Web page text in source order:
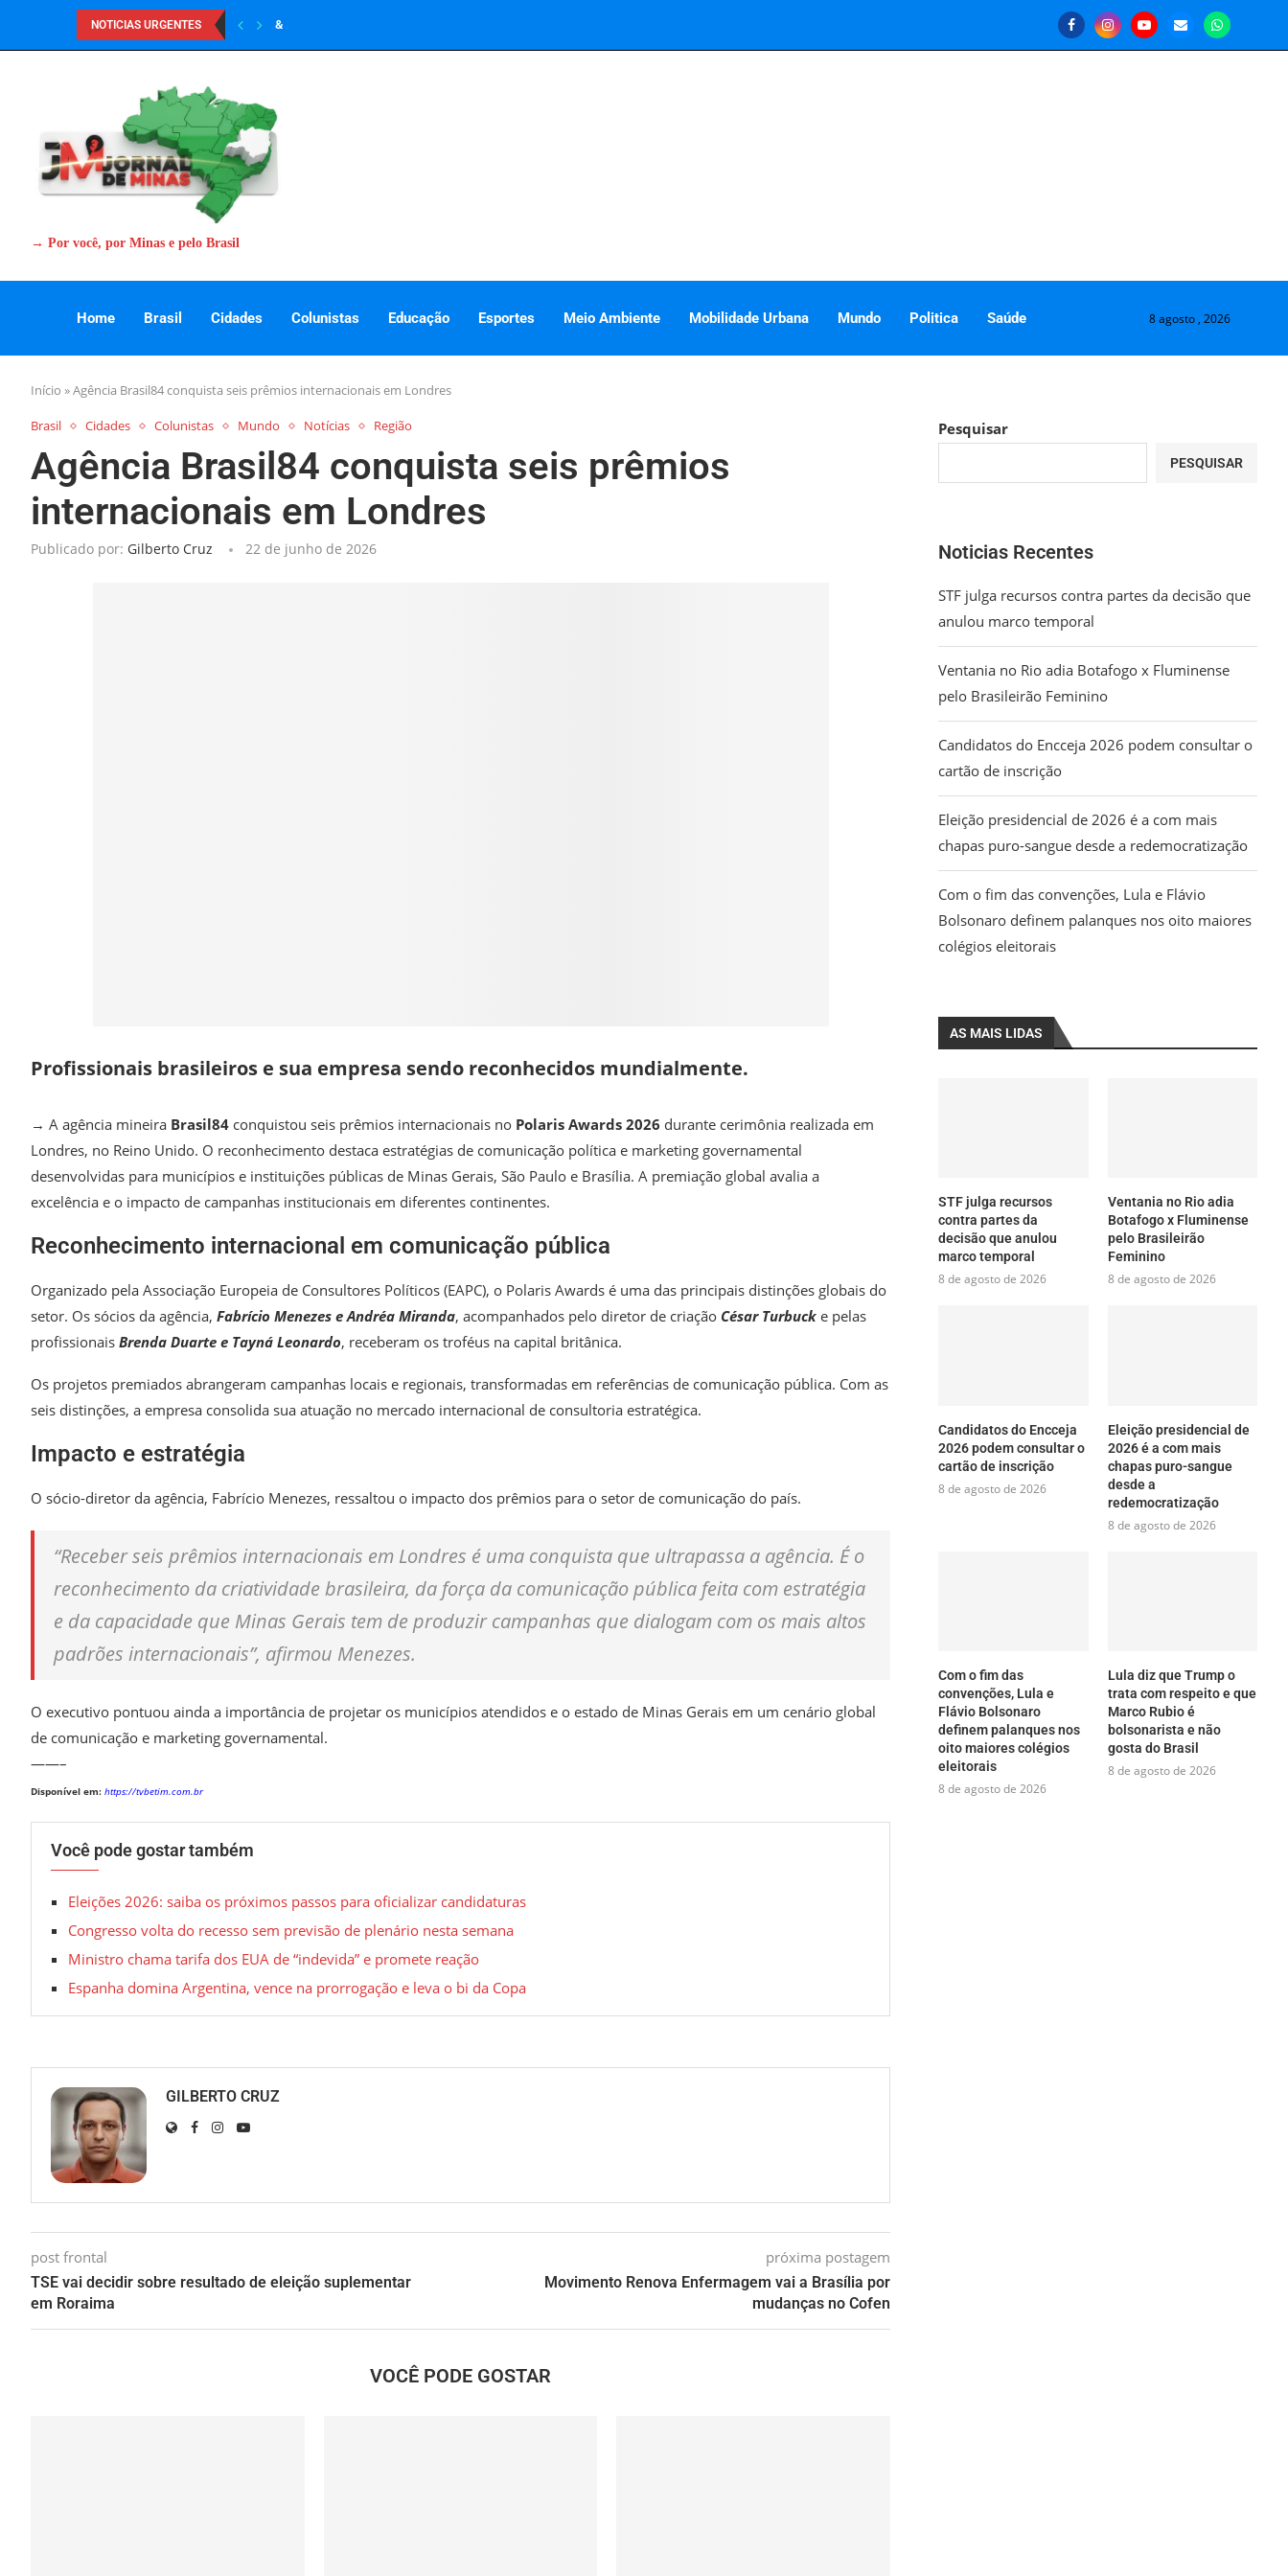
NOTICIAS URGENTES &
→ Por você, por Minas e pelo Brasil
Home Brasil Cidades Colunistas Educação Esportes Meio Ambiente Mobilidade Urbana Mundo Politica Saúde 8 agosto , 2026
Início »Agência Brasil84 conquista seis prêmios internacionais em Londres
Brasil Cidades Colunistas Mundo Notícias Região
Agência Brasil84 conquista seis prêmios
internacionais em Londres
Publicado por: Gilberto Cruz 22 de junho de 2026
Profissionais brasileiros e sua empresa sendo reconhecidos mundialmente.
→ A agência mineira Brasil84 conquistou seis prêmios internacionais no Polaris Awards 2026 durante cerimônia realizada em
Londres, no Reino Unido. O reconhecimento destaca estratégias de comunicação política e marketing governamental
desenvolvidas para municípios e instituições públicas de Minas Gerais, São Paulo e Brasília. A premiação global avalia a
excelência e o impacto de campanhas institucionais em diferentes continentes.
Reconhecimento internacional em comunicação pública
Organizado pela Associação Europeia de Consultores Políticos (EAPC), o Polaris Awards é uma das principais distinções globais do
setor. Os sócios da agência, Fabrício Menezes e Andréa Miranda, acompanhados pelo diretor de criação César Turbuck e pelas
profissionais Brenda Duarte e Tayná Leonardo, receberam os troféus na capital britânica.
Os projetos premiados abrangeram campanhas locais e regionais, transformadas em referências de comunicação pública. Com as
seis distinções, a empresa consolida sua atuação no mercado internacional de consultoria estratégica.
Impacto e estratégia
O sócio-diretor da agência, Fabrício Menezes, ressaltou o impacto dos prêmios para o setor de comunicação do país.
“Receber seis prêmios internacionais em Londres é uma conquista que ultrapassa a agência. É o
reconhecimento da criatividade brasileira, da força da comunicação pública feita com estratégia
e da capacidade que Minas Gerais tem de produzir campanhas que dialogam com os mais altos
padrões internacionais”, afirmou Menezes.
O executivo pontuou ainda a importância de projetar os municípios atendidos e o estado de Minas Gerais em um cenário global
de comunicação e marketing governamental.
——–
Disponível em: https://tvbetim.com.br
Você pode gostar também
Eleições 2026: saiba os próximos passos para oficializar candidaturas
Congresso volta do recesso sem previsão de plenário nesta semana
Ministro chama tarifa dos EUA de “indevida” e promete reação
Espanha domina Argentina, vence na prorrogação e leva o bi da Copa
GILBERTO CRUZ
post frontal
TSE vai decidir sobre resultado de eleição suplementar
em Roraima
próxima postagem
Movimento Renova Enfermagem vai a Brasília por
mudanças no Cofen
VOCÊ PODE GOSTAR
Pesquisar
PESQUISAR
Noticias Recentes
STF julga recursos contra partes da decisão que
anulou marco temporal
Ventania no Rio adia Botafogo x Fluminense
pelo Brasileirão Feminino
Candidatos do Encceja 2026 podem consultar o
cartão de inscrição
Eleição presidencial de 2026 é a com mais
chapas puro-sangue desde a redemocratização
Com o fim das convenções, Lula e Flávio
Bolsonaro definem palanques nos oito maiores
colégios eleitorais
AS MAIS LIDAS
STF julga recursos
contra partes da
decisão que anulou
marco temporal
8 de agosto de 2026
Ventania no Rio adia
Botafogo x Fluminense
pelo Brasileirão
Feminino
8 de agosto de 2026
Candidatos do Encceja
2026 podem consultar o
cartão de inscrição
8 de agosto de 2026
Eleição presidencial de
2026 é a com mais
chapas puro-sangue
desde a
redemocratização
8 de agosto de 2026
Com o fim das
convenções, Lula e
Flávio Bolsonaro
definem palanques nos
oito maiores colégios
eleitorais
8 de agosto de 2026
Lula diz que Trump o
trata com respeito e que
Marco Rubio é
bolsonarista e não
gosta do Brasil
8 de agosto de 2026